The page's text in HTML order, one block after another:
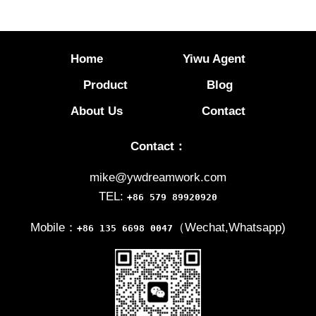
Home
Yiwu Agent
Product
Blog
About Us
Contact
Contact：
mike@ywdreamwork.com
TEL: +86 579 89920920
Mobile： +86 135 6698 0047 （Wechat,Whatsapp)